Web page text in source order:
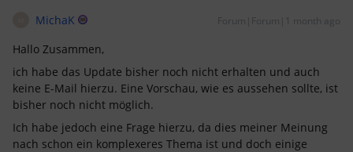
MichaK Forum|Forum|1 month ago
Hallo Zusammen,
ich habe das Update bisher noch nicht erhalten und auch
keine E-Mail hierzu. Eine Vorschau, wie es aussehen sollte, ist
bisher noch nicht möglich.
Ich habe jedoch eine Frage hierzu, da dies meiner Meinung
nach schon ein komplexeres Thema ist und doch einige